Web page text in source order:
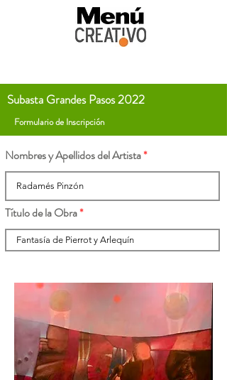
Subasta Grandes Pasos 2022
Formulario de Inscripción
Nombres y Apellidos del Artista
Título de la Obra